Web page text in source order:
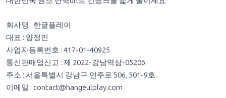
대표 : 양정민
사업자등록번호 : 417-01-40925
통신판매업신고 : 제 2022-강남역삼-05206
주소 : 서울특별시 강남구 언주로 506, 501-9호
이메일 : contact@hangeulplay.com